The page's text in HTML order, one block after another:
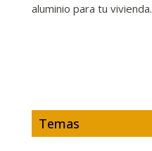
aluminio para tu vivienda.
Temas